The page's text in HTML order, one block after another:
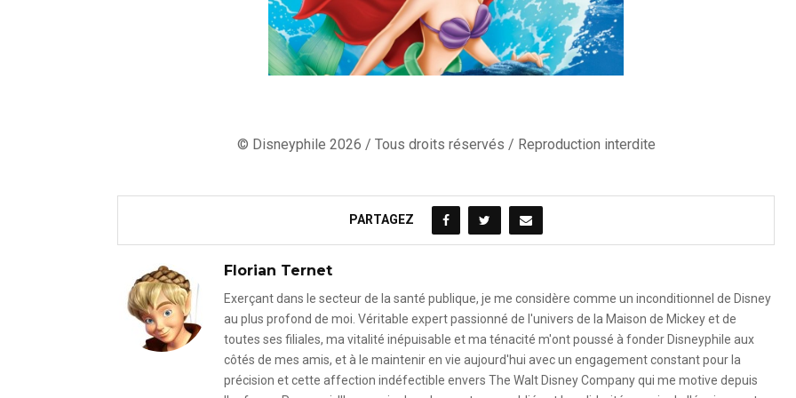
© Disneyphile 2026 / Tous droits réservés / Reproduction interdite
PARTAGEZ
Florian Ternet
Exerçant dans le secteur de la santé publique, je me considère comme un inconditionnel de Disney
au plus profond de moi. Véritable expert passionné de l'univers de la Maison de Mickey et de
toutes ses filiales, ma vitalité inépuisable et ma ténacité m'ont poussé à fonder Disneyphile aux
côtés de mes amis, et à le maintenir en vie aujourd'hui avec un engagement constant pour la
précision et cette affection indéfectible envers The Walt Disney Company qui me motive depuis